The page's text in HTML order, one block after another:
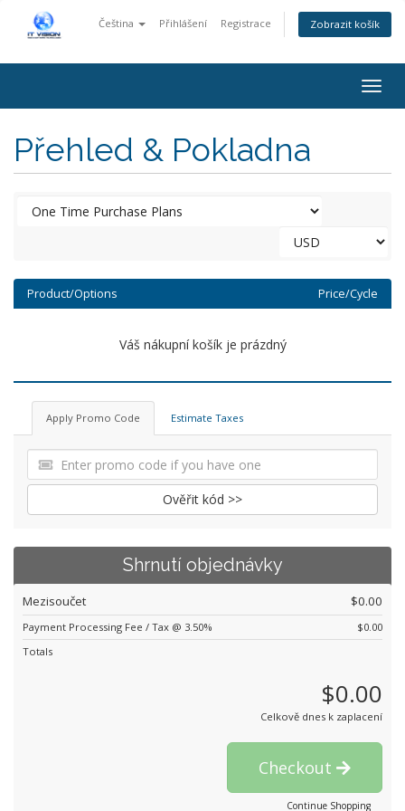
Čeština Přihlášení Registrace Zobrazit košík
Přehled & Pokladna
Product/Options Price/Cycle
Váš nákupní košík je prázdný
Apply Promo Code Estimate Taxes
Ověřit kód >>
Shrnutí objednávky
Mezisoučet $0.00
Payment Processing Fee / Tax @ 3.50%
$0.00
Totals
$0.00
Celkově dnes k zaplacení
Checkout
Continue Shopping